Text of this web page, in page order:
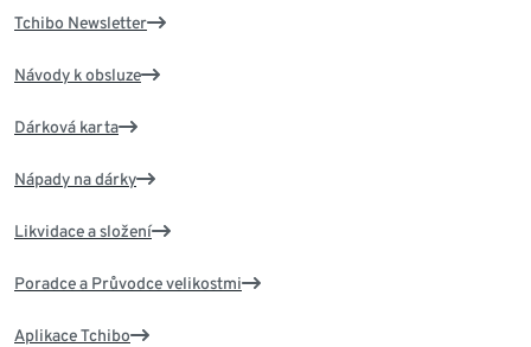
Tchibo Newsletter
Návody k obsluze
Dárková karta
Nápady na dárky
Likvidace a složení
Poradce a Průvodce velikostmi
Aplikace Tchibo